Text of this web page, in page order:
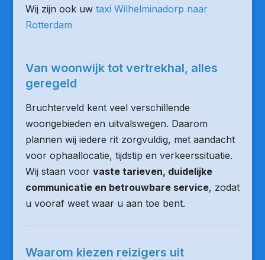
Wij zijn ook uw taxi Wilhelminadorp naar
Rotterdam
Van woonwijk tot vertrekhal, alles
geregeld
Bruchterveld kent veel verschillende
woongebieden en uitvalswegen. Daarom
plannen wij iedere rit zorgvuldig, met aandacht
voor ophaallocatie, tijdstip en verkeerssituatie.
Wij staan voor vaste tarieven, duidelijke
communicatie en betrouwbare service, zodat
u vooraf weet waar u aan toe bent.
Waarom kiezen reizigers uit